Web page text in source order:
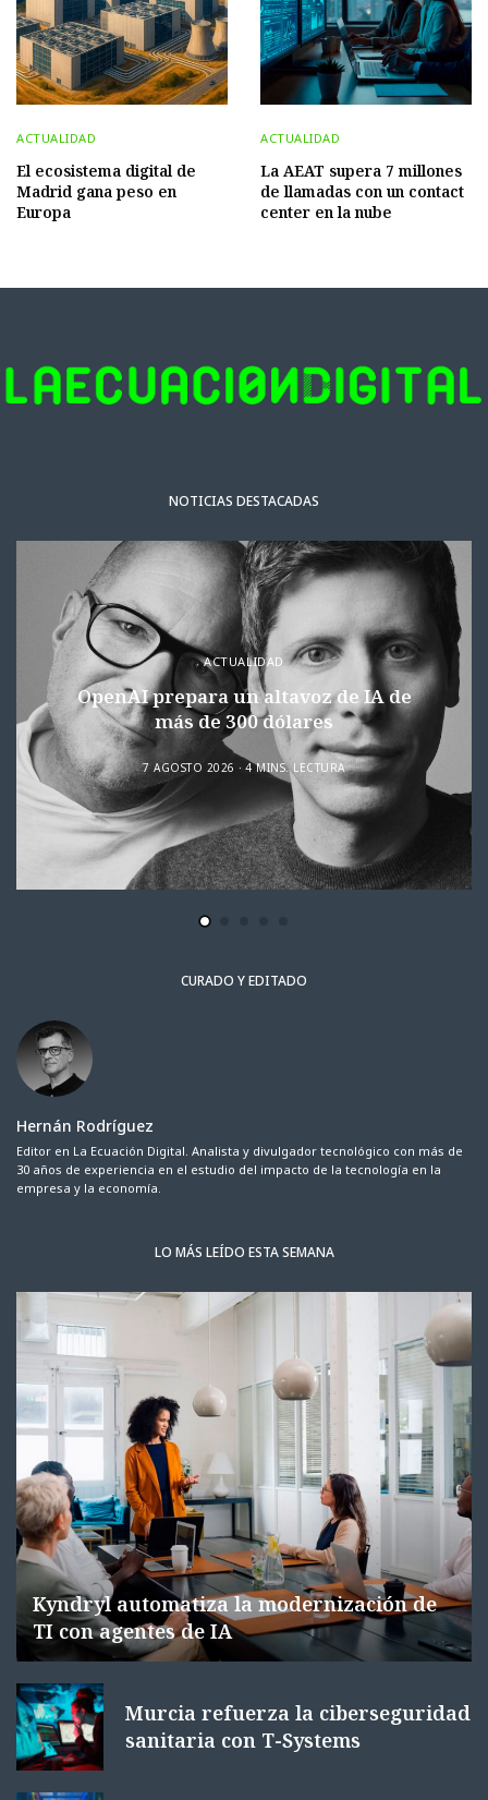
ACTUALIDAD
El ecosistema digital de
Madrid gana peso en
Europa
ACTUALIDAD
La AEAT supera 7 millones
de llamadas con un contact
center en la nube
NOTICIAS DESTACADAS
ACTUALIDAD
OpenAI prepara un altavoz de IA de
más de 300 dólares
7 AGOSTO 2026 4 MINS. LECTURA
CURADO Y EDITADO
Hernán Rodríguez
Editor en La Ecuación Digital. Analista y divulgador tecnológico con más de
30 años de experiencia en el estudio del impacto de la tecnología en la
empresa y la economía.
LO MÁS LEÍDO ESTA SEMANA
Kyndryl automatiza la modernización de
TI con agentes de IA
Murcia refuerza la ciberseguridad
sanitaria con T-Systems